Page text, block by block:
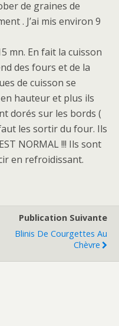
de graines de
. J’ai mis environ 9
mn. En fait la cuisson
des fours et de la
de cuisson se
hauteur et plus ils
dorés sur les bords (
les sortir du four. Ils
NORMAL !!! Ils sont
en refroidissant.
Publication Suivante
Blinis De Courgettes Au
Chèvre